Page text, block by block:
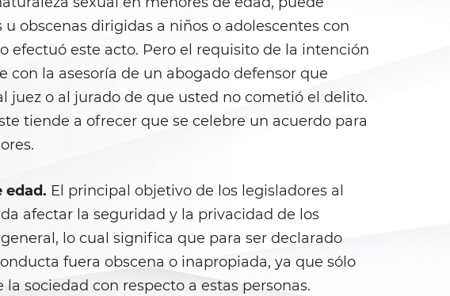
obscenas dirigidas a niños o adolescentes con
efectuó este acto. Pero el requisito de la intención
la asesoría de un abogado defensor que
juez o al jurado de que usted no cometió el delito.
tiende a ofrecer que se celebre un acuerdo para
edad. El principal objetivo de los legisladores al
afectar la seguridad y la privacidad de los
lo cual significa que para ser declarado
fuera obscena o inapropiada, ya que sólo
sociedad con respecto a estas personas.